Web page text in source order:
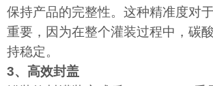
保持产品的完整性。这种精准度对
重要，因为在整个灌装过程中，碳
持稳定。
3、高效封盖